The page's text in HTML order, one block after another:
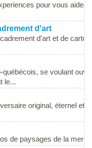
pour vous
d'art
d'art et de
se voulant
le...
original, éternel et
de paysages de la mer